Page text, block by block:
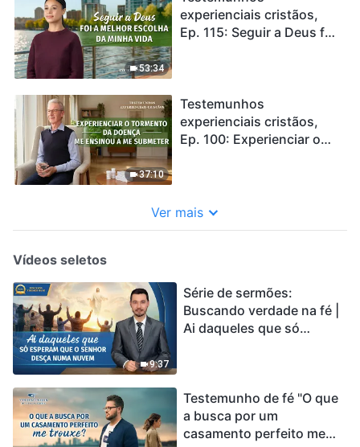
53:34
experienciais cristãos,
Ep. 115: Seguir a Deus foi
37:10
Testemunhos
experienciais cristãos,
Ep. 100: Experienciar o
Ver mais
Vídeos seletos
9:37
Série de sermões:
Buscando verdade na fé |
Ai daqueles que só
Testemunho de fé "O que
a busca por um
casamento perfeito me